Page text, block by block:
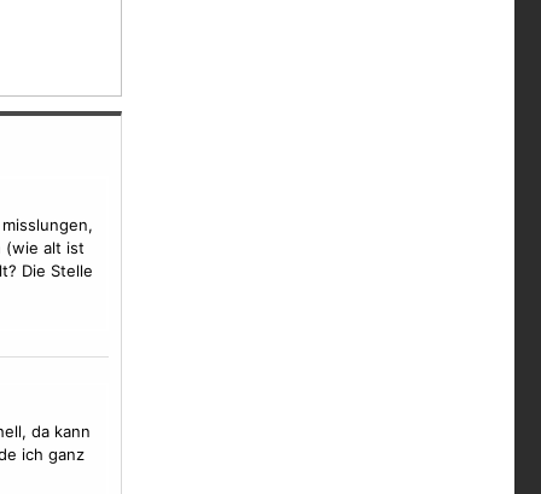
(wie alt ist
Die Stelle
da kann
ich ganz